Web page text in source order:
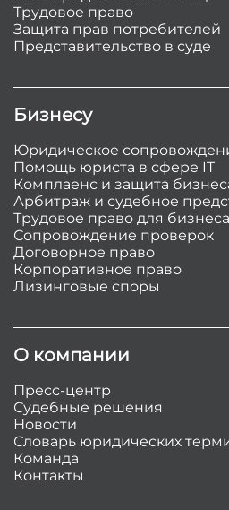
Трудовое право
Защита прав потребителей
Представительство в суде
Бизнесу
Юридическое
Помощь юриста в сфере IT
Комплаенс и защита
Арбитраж и судебное
Трудовое право для бизнеса
Сопровождение проверок
Договорное право
Корпоративное право
Лизинговые споры
О компании
Пресс-центр
Судебные решения
Новости
Словарь юридических
Команда
Контакты